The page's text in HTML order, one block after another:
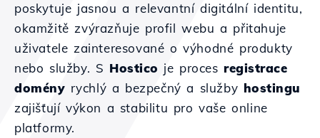
poskytuje jasnou a relevantní digitální identitu,
okamžitě zvýrazňuje profil webu a přitahuje
uživatele zainteresované o výhodné produkty
nebo služby. S Hostico je procesregistrace
domény rychlý a bezpečný a služby hostingu
zajišťují výkon a stabilitu pro vaše online
platformy.